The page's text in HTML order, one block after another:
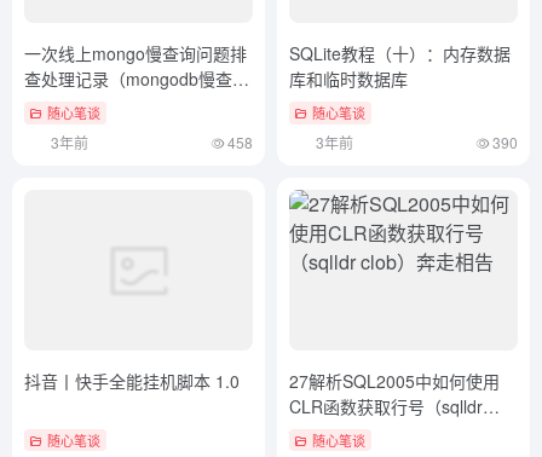
一次线上mongo慢查询问题排
查处理记录（mongodb慢查询
监控）深度揭秘
随心笔谈
3年前 458
SQLite教程（十）：内存数据
库和临时数据库
随心笔谈
3年前 390
抖音丨快手全能挂机脚本 1.0
随心笔谈
27解析SQL2005中如何使用
CLR函数获取行号（sqlldr
clob）奔走相告
随心笔谈